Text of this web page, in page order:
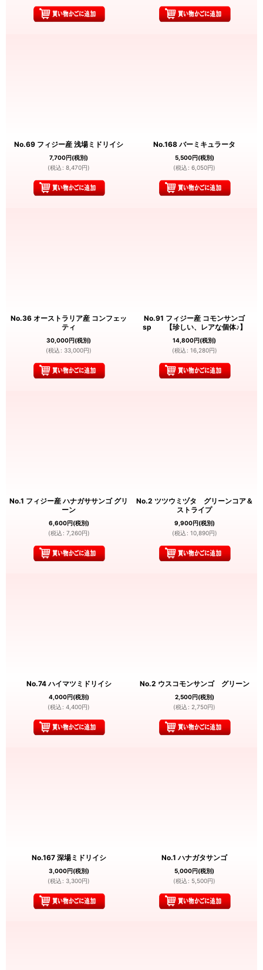
No.69 フィジー産 浅場ミドリイシ
7,700円(税別)
(税込 : 8,470円)
No.168 バーミキュラータ
5,500円(税別)
(税込 : 6,050円)
No.36 オーストラリア産 コンフェッ
ティ
30,000円(税別)
(税込 : 33,000円)
No.91 フィジー産 コモンサンゴ
sp 【珍しい、レアな個体♪】
14,800円(税別)
(税込 : 16,280円)
No.1 フィジー産 ハナガササンゴ グリ
ーン
6,600円(税別)
(税込 : 7,260円)
No.2 ツツウミヅタ グリーンコア＆
ストライプ
9,900円(税別)
(税込 : 10,890円)
No.74 ハイマツミドリイシ
4,000円(税別)
(税込 : 4,400円)
No.2 ウスコモンサンゴ グリーン
2,500円(税別)
(税込 : 2,750円)
No.167 深場ミドリイシ
3,000円(税別)
(税込 : 3,300円)
No.1 ハナガタサンゴ
5,000円(税別)
(税込 : 5,500円)